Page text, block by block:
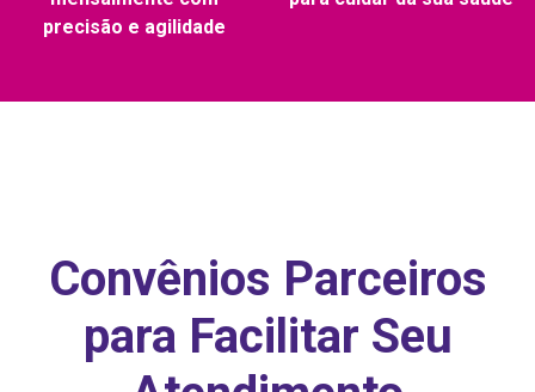
precisão e agilidade
Convênios Parceiros
para Facilitar Seu